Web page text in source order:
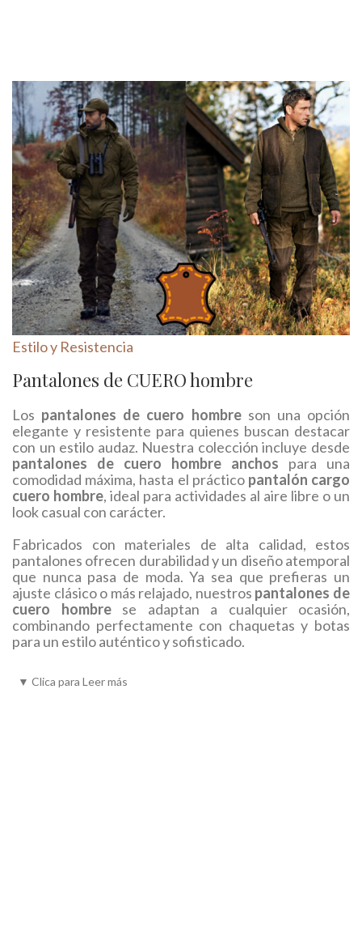
Estilo y Resistencia
Pantalones de CUERO hombre
Los pantalones de cuero hombreson una opción
elegante y resistente para quienes buscan destacar
con un estilo audaz. Nuestra colección incluye desde
pantalones de cuero hombre anchos para una
comodidad máxima, hasta el práctico pantalón cargo
cuero hombre, ideal para actividades al aire libre o un
look casual con carácter.
Fabricados con materiales de alta calidad, estos
pantalones ofrecen durabilidad y un diseño atemporal
que nunca pasa de moda. Ya sea que prefieras un
ajuste clásico o más relajado, nuestros pantalones de
cuero hombrese adaptan a cualquier ocasión,
combinando perfectamente con chaquetas y botas
para un estilo auténtico y sofisticado.
Aporta un toque distintivo a tu guardarropa con los
pantalones de cuero que resaltan tu personalidad.
▼ Clica para Leer más